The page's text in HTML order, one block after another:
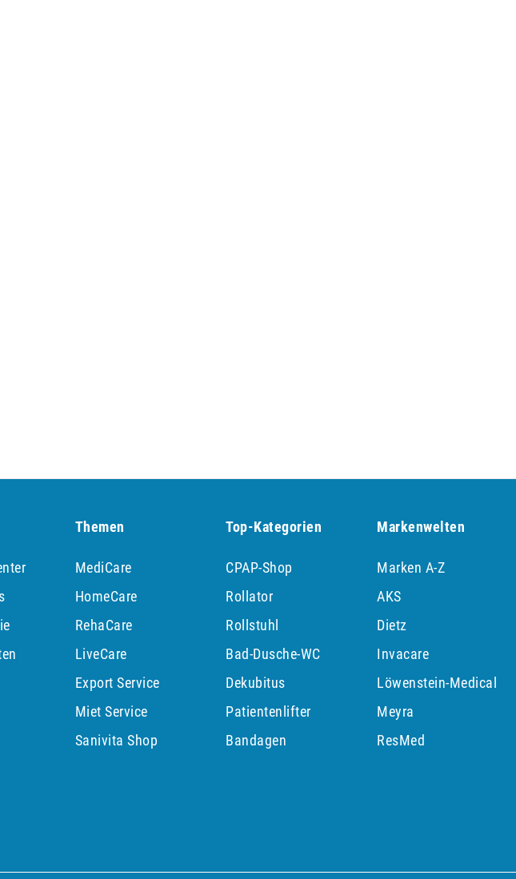
Themen
MediCare
HomeCare
RehaCare
LiveCare
Export Service
Miet Service
Sanivita Shop
Top-Kategorien
CPAP-Shop
Rollator
Rollstuhl
Bad-Dusche-WC
Dekubitus
Patientenlifter
Bandagen
Markenwelten
Marken A-Z
AKS
Dietz
Invacare
Löwenstein-Medical
Meyra
ResMed